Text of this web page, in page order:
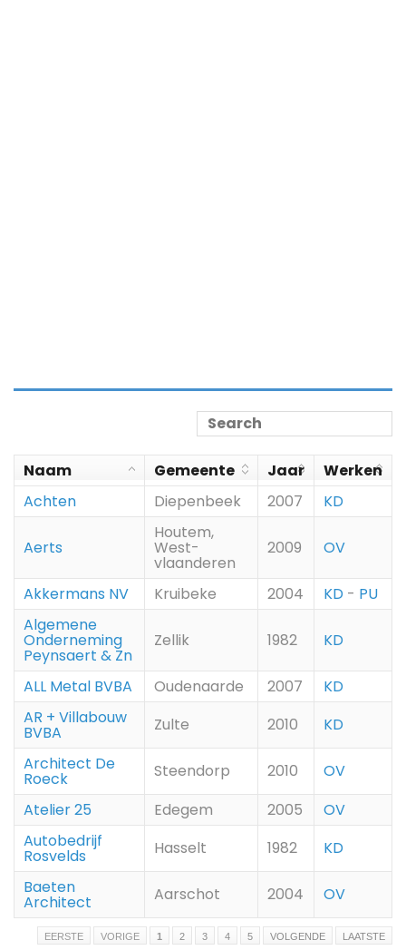
Naam Gemeente Jaar
Werken
Achten
Diepenbeek 2007 KD
Aerts
Houtem,
West-
vlaanderen
2009 OV
Akkermans NV Kruibeke 2004 KD - PU
Algemene
Onderneming
Peynsaert & Zn
Zellik 1982 KD
ALL Metal BVBA Oudenaarde 2007
KD
AR + Villabouw
BVBA Zulte 2010
KD
Architect De
Roeck Steendorp 2010
OV
Atelier 25
Edegem 2005
OV
Autobedrijf
Rosvelds Hasselt 1982
KD
Baeten
Architect Aarschot 2004 OV
EERSTE VORIGE 1 2 3 4 5 VOLGENDE LAATSTE